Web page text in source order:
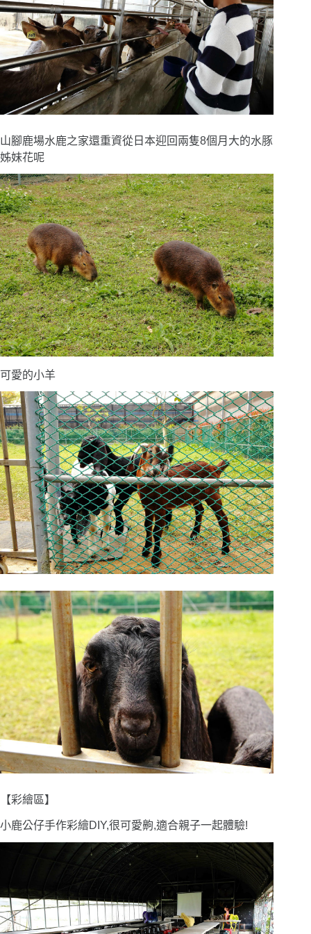
山腳鹿場水鹿之家還重資從日本迎回兩隻8個月大的水豚
姊妹花呢
可愛的小羊
【彩繪區】
小鹿公仔手作彩繪DIY,很可愛齁,適合親子一起體驗!